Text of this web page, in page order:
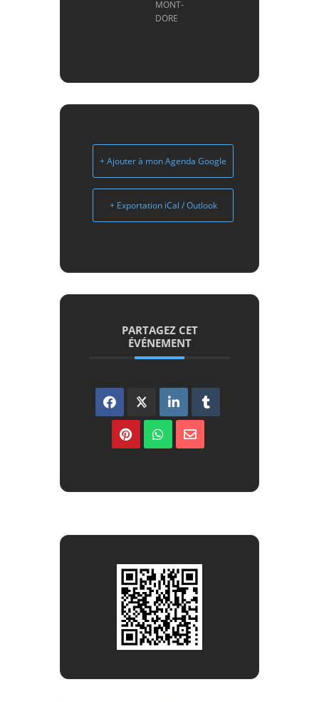
MONT-
DORE
+ Ajouter à mon Agenda Google
+ Exportation iCal / Outlook
PARTAGEZ CET
ÉVÉNEMENT